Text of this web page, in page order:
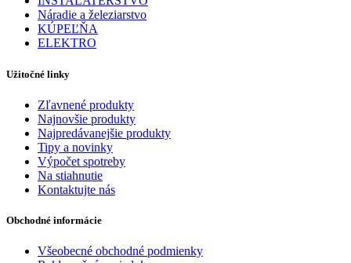
Náradie a železiarstvo
KÚPEĽŇA
ELEKTRO
Užitočné linky
Zľavnené produkty
Najnovšie produkty
Najpredávanejšie produkty
Tipy a novinky
Výpočet spotreby
Na stiahnutie
Kontaktujte nás
Obchodné informácie
Všeobecné obchodné podmienky